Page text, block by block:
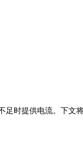
时提供电流。下文